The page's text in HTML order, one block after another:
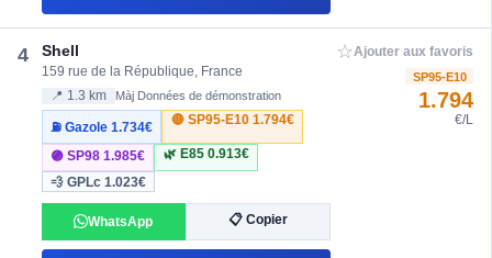
4 Shell
159 rue de la République, France
📍 1.3 km Màj Données de démonstration
⛽ Gazole1.734€
🔴 SP95-E10 1.794€
🟣 SP981.985€ 🌿 E85 0.913€
💨 GPLc1.023€
WhatsApp 📋 Copier
☆Ajouter aux favoris
SP95-E10
1.794
€/L